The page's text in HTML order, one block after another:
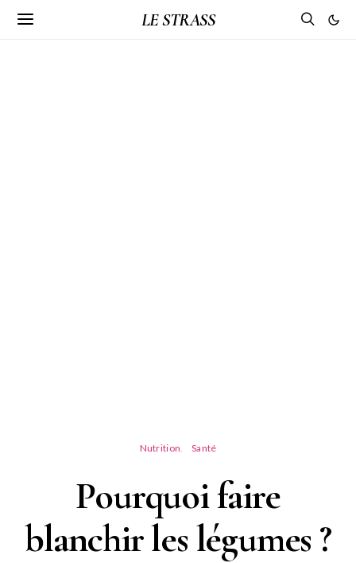
LE STRASS
Nutrition Santé
Pourquoi faire
blanchir les légumes ?